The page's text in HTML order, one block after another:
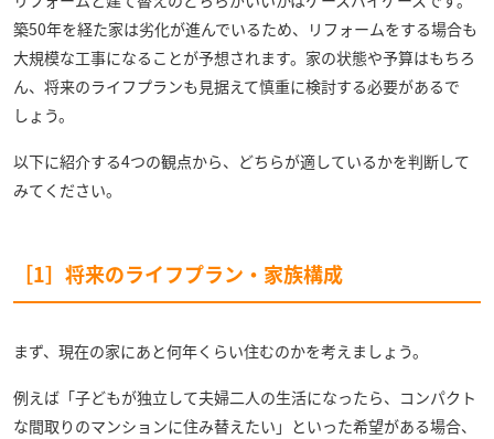
築50年を経た家は劣化が進んでいるため、リフォームをする場合も
大規模な工事になることが予想されます。家の状態や予算はもちろ
ん、将来のライフプランも見据えて慎重に検討する必要があるで
しょう。
以下に紹介する4つの観点から、どちらが適しているかを判断して
みてください。
［1］将来のライフプラン・家族構成
まず、現在の家にあと何年くらい住むのかを考えましょう。
例えば「子どもが独立して夫婦二人の生活になったら、コンパクト
な間取りのマンションに住み替えたい」といった希望がある場合、